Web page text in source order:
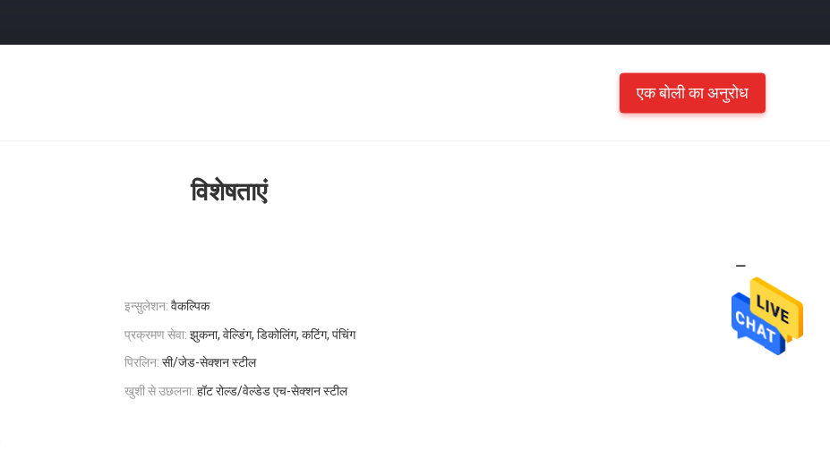
एक बोली का अनुरोध
विशेषताएं
इन्सुलेशन: वैकल्पिक
प्रक्रमण सेवा: झुकना, वेल्डिंग, डिकोलिंग, कटिंग, पंचिंग
पिरलिन: सी/जेड-सेक्शन स्टील
खुशी से उछलना: हॉट रोल्ड/वेल्डेड एच-सेक्शन स्टील